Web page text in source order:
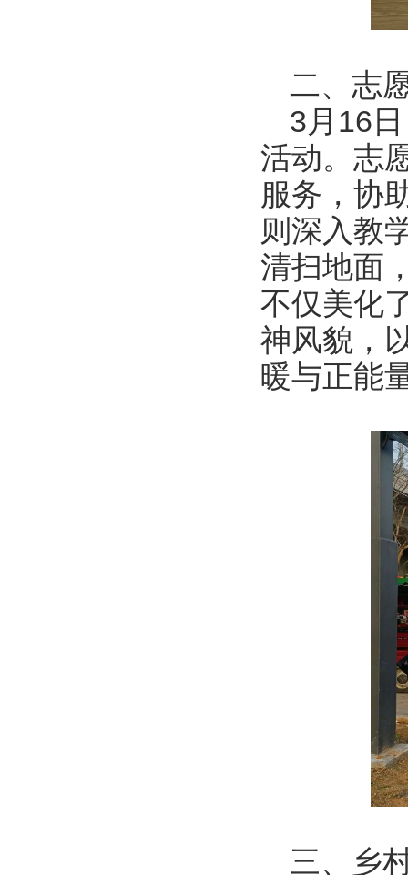
二、志
3月16
活动。志
服务，协
则深入教
清扫地面
不仅美化
神风貌，
暖与正能
三、乡